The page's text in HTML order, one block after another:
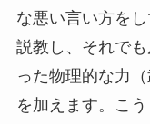
な悪い言い方を
説教し、それで
った物理的な力
を加えます。こ